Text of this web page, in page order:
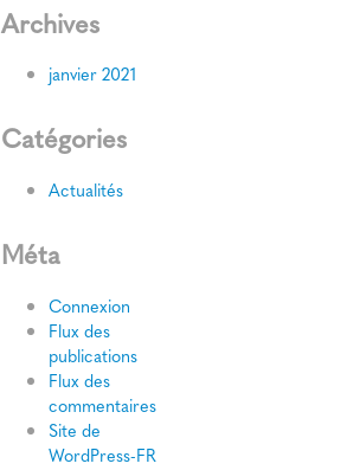
Archives
janvier 2021
Catégories
Actualités
Méta
Connexion
Flux des
publications
Flux des
commentaires
Site de
WordPress-FR